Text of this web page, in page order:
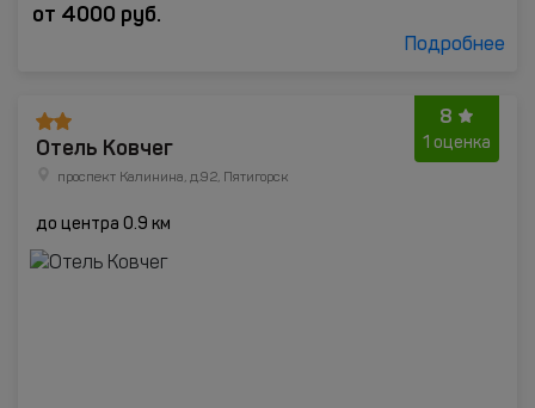
от 4000 руб.
Подробнее
8
1 оценка
Отель Ковчег
проспект Калинина, д.92, Пятигорск
до центра 0.9 км